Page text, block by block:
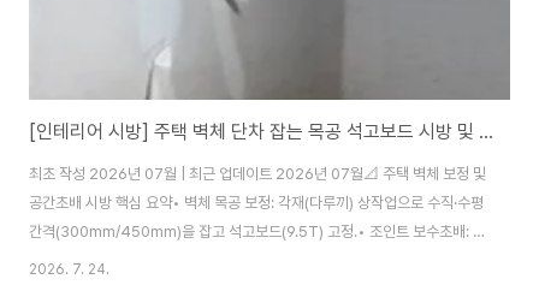
[인테리어 시방] 주택 벽체 단차 잡는 목공 석고보드 시방 및 부직포·운용지 공간초배 가이드
최초 작성 2026년 07월 | 최근 업데이트 2026년 07월📐 주택 벽체 보정 및
공간초배 시방 핵심 요약• 벽체 목공 보정: 각재(다루끼) 상작업으로 수직·수평
간격(300mm/450mm)을 잡고 석고보드(9.5T) 고정.• 조인트 보수초배: 석
고보드 이음매와 타카 자국에 네바리 및 운용지(운용보강) 1차 시공.• 공간초
2026. 7. 24.